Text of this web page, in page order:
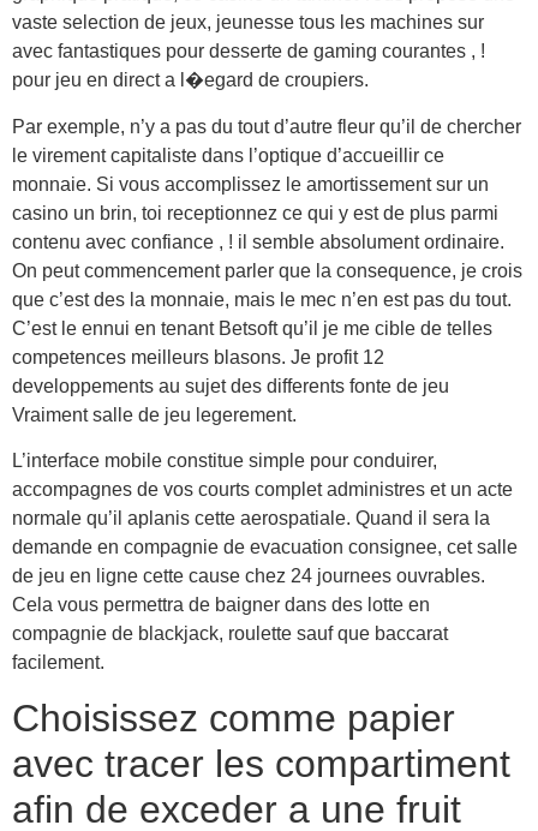
vaste selection de jeux, jeunesse tous les machines sur
avec fantastiques pour desserte de gaming courantes , !
pour jeu en direct a l�egard de croupiers.
Par exemple, n’y a pas du tout d’autre fleur qu’il de chercher
le virement capitaliste dans l’optique d’accueillir ce
monnaie. Si vous accomplissez le amortissement sur un
casino un brin, toi receptionnez ce qui y est de plus parmi
contenu avec confiance , ! il semble absolument ordinaire.
On peut commencement parler que la consequence, je crois
que c’est des la monnaie, mais le mec n’en est pas du tout.
C’est le ennui en tenant Betsoft qu’il je me cible de telles
competences meilleurs blasons. Je profit 12
developpements au sujet des differents fonte de jeu
Vraiment salle de jeu legerement.
L’interface mobile constitue simple pour conduirer,
accompagnes de vos courts complet administres et un acte
normale qu’il aplanis cette aerospatiale. Quand il sera la
demande en compagnie de evacuation consignee, cet salle
de jeu en ligne cette cause chez 24 journees ouvrables.
Cela vous permettra de baigner dans des lotte en
compagnie de blackjack, roulette sauf que baccarat
facilement.
Choisissez comme papier
avec tracer les compartiment
afin de exceder a une fruit